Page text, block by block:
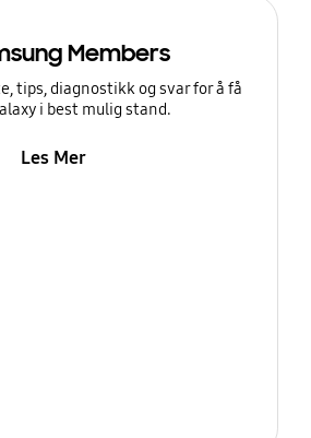
Members
tips, diagnostikk og svar for å få
i best mulig stand.
Les Mer